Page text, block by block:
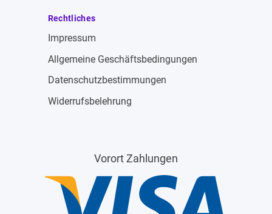
Rechtliches
Impressum
Allgemeine Geschäftsbedingungen
Datenschutzbestimmungen
Widerrufsbelehrung
Vorort Zahlungen